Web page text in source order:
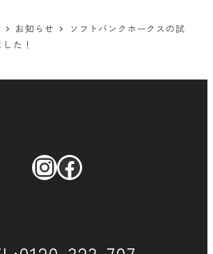
お知らせ
ソフトバンクホークスの試
た！
InstagramFacebook